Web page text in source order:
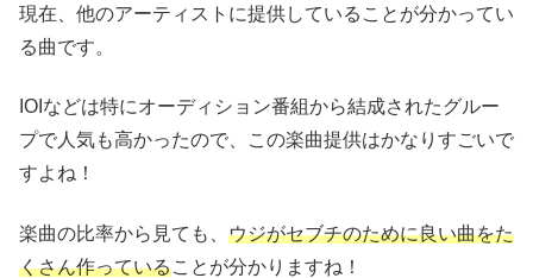
現在、他のアーティストに提供していることが分かってい
る曲です。
IOIなどは特にオーディション番組から結成されたグルー
プで人気も高かったので、この楽曲提供はかなりすごいで
すよね！
楽曲の比率から見ても、 ウジがセブチのために良い曲をた
くさん作っていることが分かりますね！